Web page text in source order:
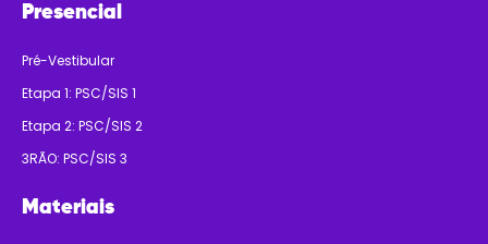
Presencial
Pré-Vestibular
Etapa 1: PSC/SIS 1
Etapa 2: PSC/SIS 2
3RÃO: PSC/SIS 3
Materiais